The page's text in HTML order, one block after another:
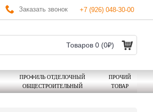
Заказать звонок +7 (926) 048-30-00
Товаров 0 (0₽)
ПРОФИЛЬ ОТДЕЛОЧНЫЙ
ОБЩЕСТРОИТЕЛЬНЫЙ
ПРОЧИЙ
ТОВАР